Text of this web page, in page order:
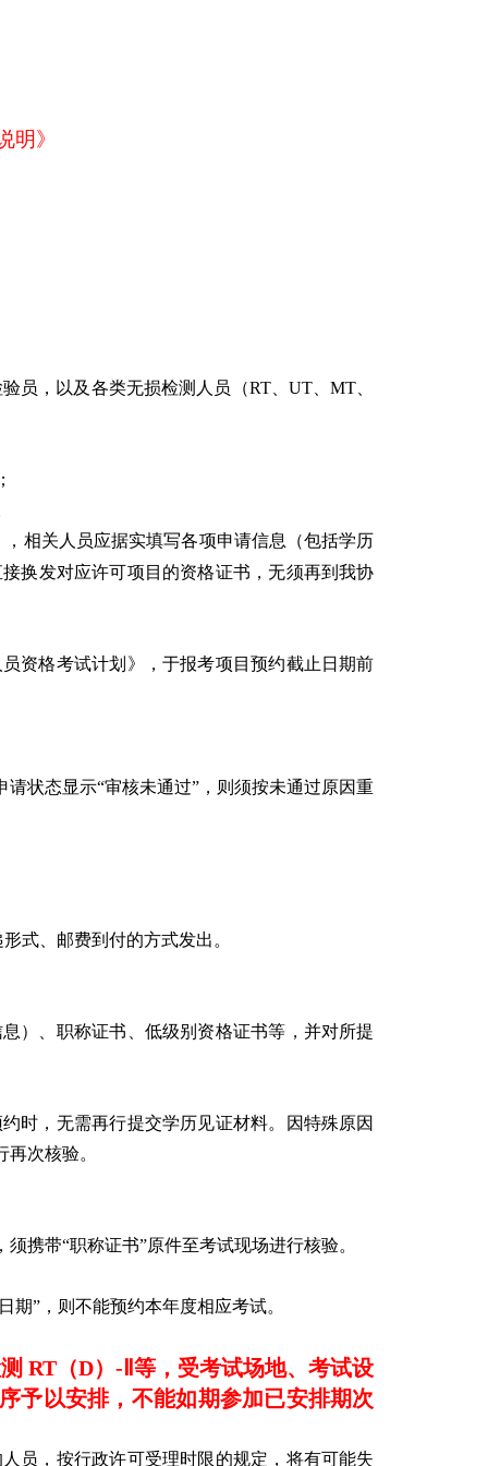
明》
员，以及各类无损检测人员（RT、UT、MT、
，相关人员应据实填写各项申请信息（包括学历
换发对应许可项目的资格证书，无须再到我协
资格考试计划》，于报考项目预约截止日期前
状态显示“审核未通过”，则须按未通过原因重
式、邮费到付的方式发出。
）、职称证书、低级别资格证书等，并对所提
时，无需再行提交学历见证材料。因特殊原因
次核验。
携带“职称证书”原件至考试现场进行核验。
”，则不能预约本年度相应考试。
RT（D）-Ⅱ等，受考试场地、考试设
予以安排，不能如期参加已安排期次
员，按行政许可受理时限的规定，将有可能失